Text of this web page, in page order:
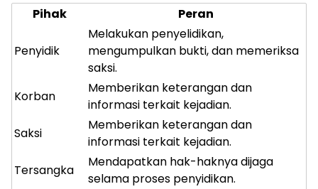
Pihak Peran
Penyidik
Melakukan penyelidikan,
mengumpulkan bukti, dan memeriksa
saksi.
Korban
Memberikan keterangan dan
informasi terkait kejadian.
Saksi
Memberikan keterangan dan
informasi terkait kejadian.
Tersangka
Mendapatkan hak-haknya dijaga
selama proses penyidikan.